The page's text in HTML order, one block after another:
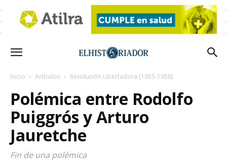
Inicio Artículos Revolución Libertadora (1955-1958)
Polémica entre Rodolfo
Puiggrós y Arturo
Jauretche
Fin de una polémica